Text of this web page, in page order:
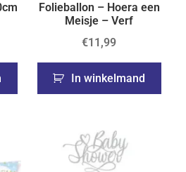
Folieballon – Hoera een
Meisje – Verf
€11,99
In winkelmand